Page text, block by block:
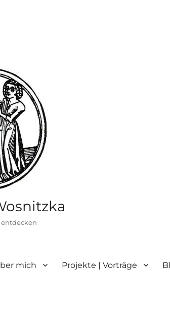
entdecken
mich Projekte | Vorträge